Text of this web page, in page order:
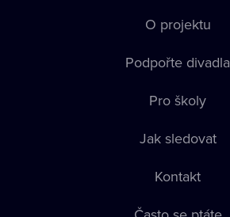
O projektu
Podpořte divadla
Pro školy
Jak sledovat
Kontakt